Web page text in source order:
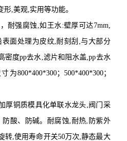
形,美观,实用等功能。
耐强腐蚀,如王水:壁厚可达7mm,
表面处理为皮纹,耐刻刮 ,与大部分
密度pp去水,滤片和阻水盖,pp去水
为800*400*300； 500*400*300；
厚铜质模具化单联水龙头,阀门采
防酸、防碱。 耐腐蚀, 耐热, 防紫外
转,使用寿命开关50万次,静态最大